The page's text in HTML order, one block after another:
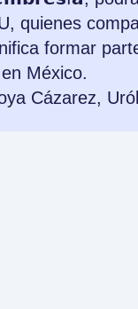
quienes
formar
México.
Cázarez,